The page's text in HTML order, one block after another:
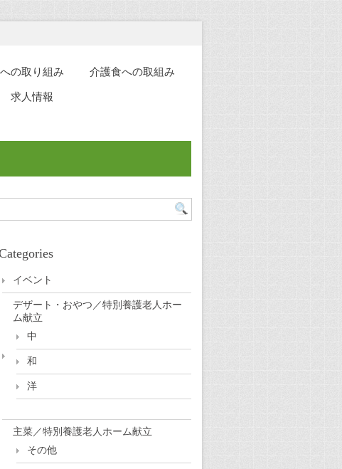
の取り組み 介護食への取組み
求人情報
イベント
デザート・おやつ／特別養護老人ホー
ム献立
中
和
洋
主菜／特別養護老人ホーム献立
その他